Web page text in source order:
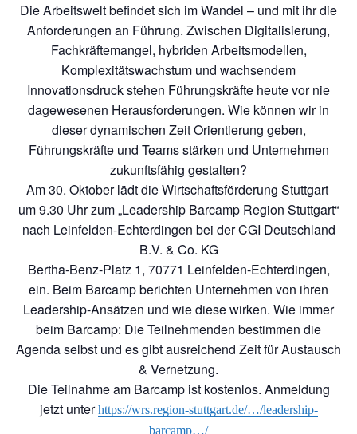
Die Arbeitswelt befindet sich im Wandel – und mit ihr die
Anforderungen an Führung. Zwischen Digitalisierung,
Fachkräftemangel, hybriden Arbeitsmodellen,
Komplexitätswachstum und wachsendem
Innovationsdruck stehen Führungskräfte heute vor nie
dagewesenen Herausforderungen. Wie können wir in
dieser dynamischen Zeit Orientierung geben,
Führungskräfte und Teams stärken und Unternehmen
zukunftsfähig gestalten?
Am 30. Oktober lädt die Wirtschaftsförderung Stuttgart
um 9.30 Uhr zum „Leadership Barcamp Region Stuttgart“
nach Leinfelden-Echterdingen bei der CGI Deutschland
B.V. & Co. KG
Bertha-Benz-Platz 1, 70771 Leinfelden-Echterdingen,
ein. Beim Barcamp berichten Unternehmen von ihren
Leadership-Ansätzen und wie diese wirken. Wie immer
beim Barcamp: Die Teilnehmenden bestimmen die
Agenda selbst und es gibt ausreichend Zeit für Austausch
& Vernetzung.
Die Teilnahme am Barcamp ist kostenlos. Anmeldung
jetzt unterhttps://wrs.region-stuttgart.de/…/leadership-
barcamp…/